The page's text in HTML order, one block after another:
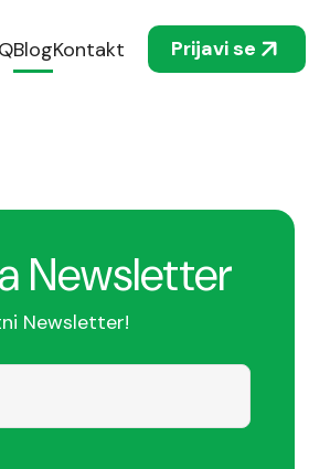
BlogKontakt Prijavi se
Newsletter
Newsletter!